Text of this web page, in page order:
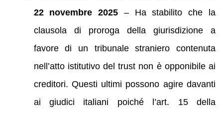
22 novembre 2025 – Ha stabilito che la
clausola di proroga della giurisdizione a
favore di un tribunale straniero contenuta
nell’atto istitutivo del trust non è opponibile ai
creditori. Questi ultimi possono agire davanti
ai giudici italiani poiché l’art. 15 della